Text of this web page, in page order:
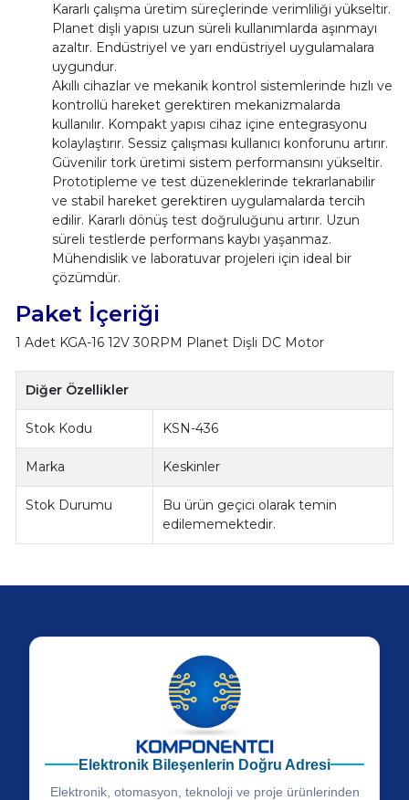
Kararlı çalışma üretim süreçlerinde verimliliği yükseltir.
Planet dişli yapısı uzun süreli kullanımlarda aşınmayı
azaltır. Endüstriyel ve yarı endüstriyel uygulamalara
uygundur.
Akıllı cihazlar ve mekanik kontrol sistemlerinde hızlı ve
kontrollü hareket gerektiren mekanizmalarda
kullanılır. Kompakt yapısı cihaz içine entegrasyonu
kolaylaştırır. Sessiz çalışması kullanıcı konforunu artırır.
Güvenilir tork üretimi sistem performansını yükseltir.
Prototipleme ve test düzeneklerinde tekrarlanabilir
ve stabil hareket gerektiren uygulamalarda tercih
edilir. Kararlı dönüş test doğruluğunu artırır. Uzun
süreli testlerde performans kaybı yaşanmaz.
Mühendislik ve laboratuvar projeleri için ideal bir
çözümdür.
Paket İçeriği
1 Adet KGA-16 12V 30RPM Planet Dişli DC Motor
Diğer Özellikler
Stok Kodu KSN-436
Marka Keskinler
Stok Durumu
Bu ürün geçici olarak temin
edilememektedir.
Elektronik Bileşenlerin Doğru Adresi
Elektronik, otomasyon, teknoloji ve proje ürünlerinden